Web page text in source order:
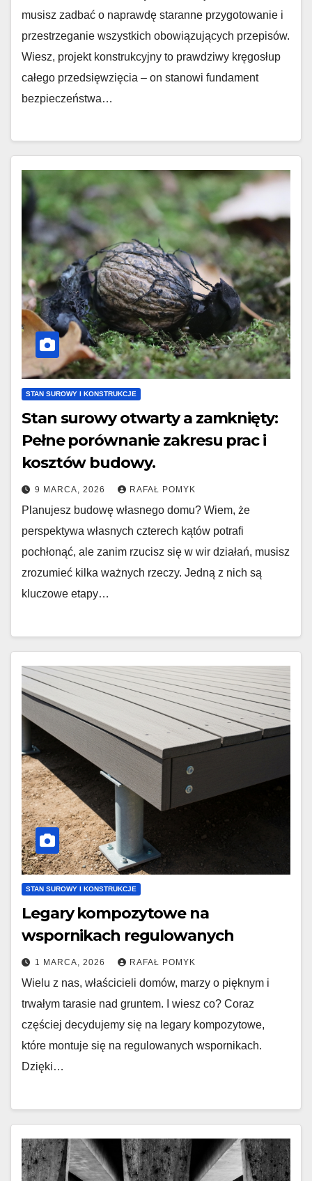
musisz zadbać o naprawdę staranne przygotowanie i
przestrzeganie wszystkich obowiązujących przepisów.
Wiesz, projekt konstrukcyjny to prawdziwy kręgosłup
całego przedsięwzięcia – on stanowi fundament
bezpieczeństwa…
STAN SUROWY I KONSTRUKCJE
Stan surowy otwarty a zamknięty:
Pełne porównanie zakresu prac i
kosztów budowy.
9 MARCA, 2026 RAFAŁ POMYK
Planujesz budowę własnego domu? Wiem, że
perspektywa własnych czterech kątów potrafi
pochłonąć, ale zanim rzucisz się w wir działań, musisz
zrozumieć kilka ważnych rzeczy. Jedną z nich są
kluczowe etapy…
STAN SUROWY I KONSTRUKCJE
Legary kompozytowe na
wspornikach regulowanych
1 MARCA, 2026 RAFAŁ POMYK
Wielu z nas, właścicieli domów, marzy o pięknym i
trwałym tarasie nad gruntem. I wiesz co? Coraz
częściej decydujemy się na legary kompozytowe,
które montuje się na regulowanych wspornikach.
Dzięki…